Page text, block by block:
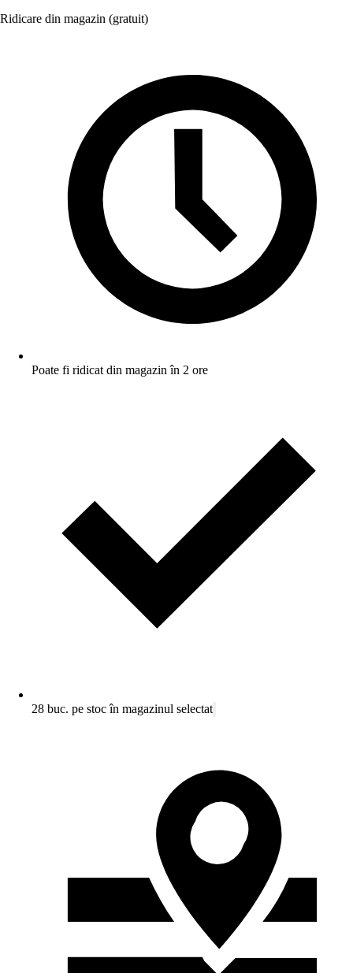
Ridicare din magazin (gratuit)
Poate fi ridicat din magazin în 2 ore
28 buc. pe stoc în magazinul selectat